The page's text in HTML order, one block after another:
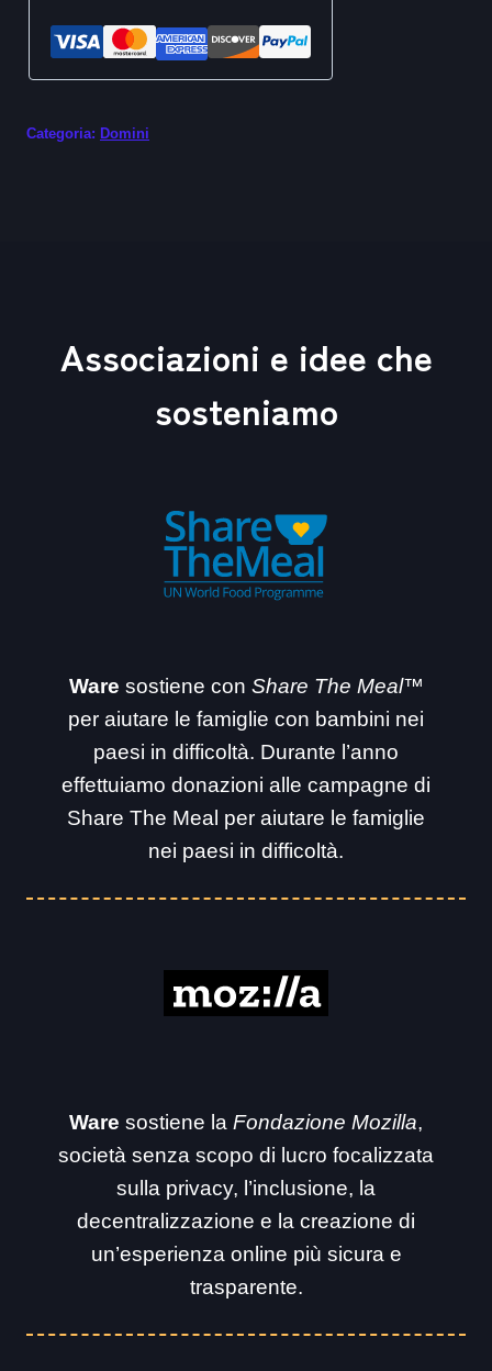
Categoria: Domini
Associazioni e idee che
sosteniamo
Ware sostiene con Share The Meal™
per aiutare le famiglie con bambini nei
paesi in difficoltà. Durante l’anno
effettuiamo donazioni alle campagne di
Share The Meal per aiutare le famiglie
nei paesi in difficoltà.
Ware sostiene la Fondazione Mozilla,
società senza scopo di lucro focalizzata
sulla privacy, l’inclusione, la
decentralizzazione e la creazione di
un’esperienza online più sicura e
trasparente.